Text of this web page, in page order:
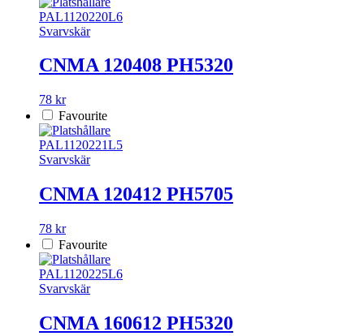
PAL1120220L6
Svarvskär
CNMA 120408 PH5320
78 kr
Favourite
PAL1120221L5
Svarvskär
CNMA 120412 PH5705
78 kr
Favourite
PAL1120225L6
Svarvskär
CNMA 160612 PH5320